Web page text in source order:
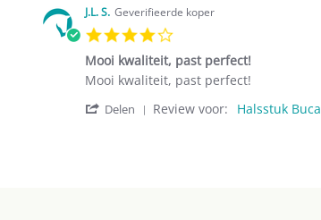
on
Jan
2019
J.L. S. Geverifieerde koper
rating
Mooi kwaliteit, past perfect!
Review
J.L.
review
Mooi
Mooi kwaliteit, past perfect!
Delen
'Review voor: Halsstuk